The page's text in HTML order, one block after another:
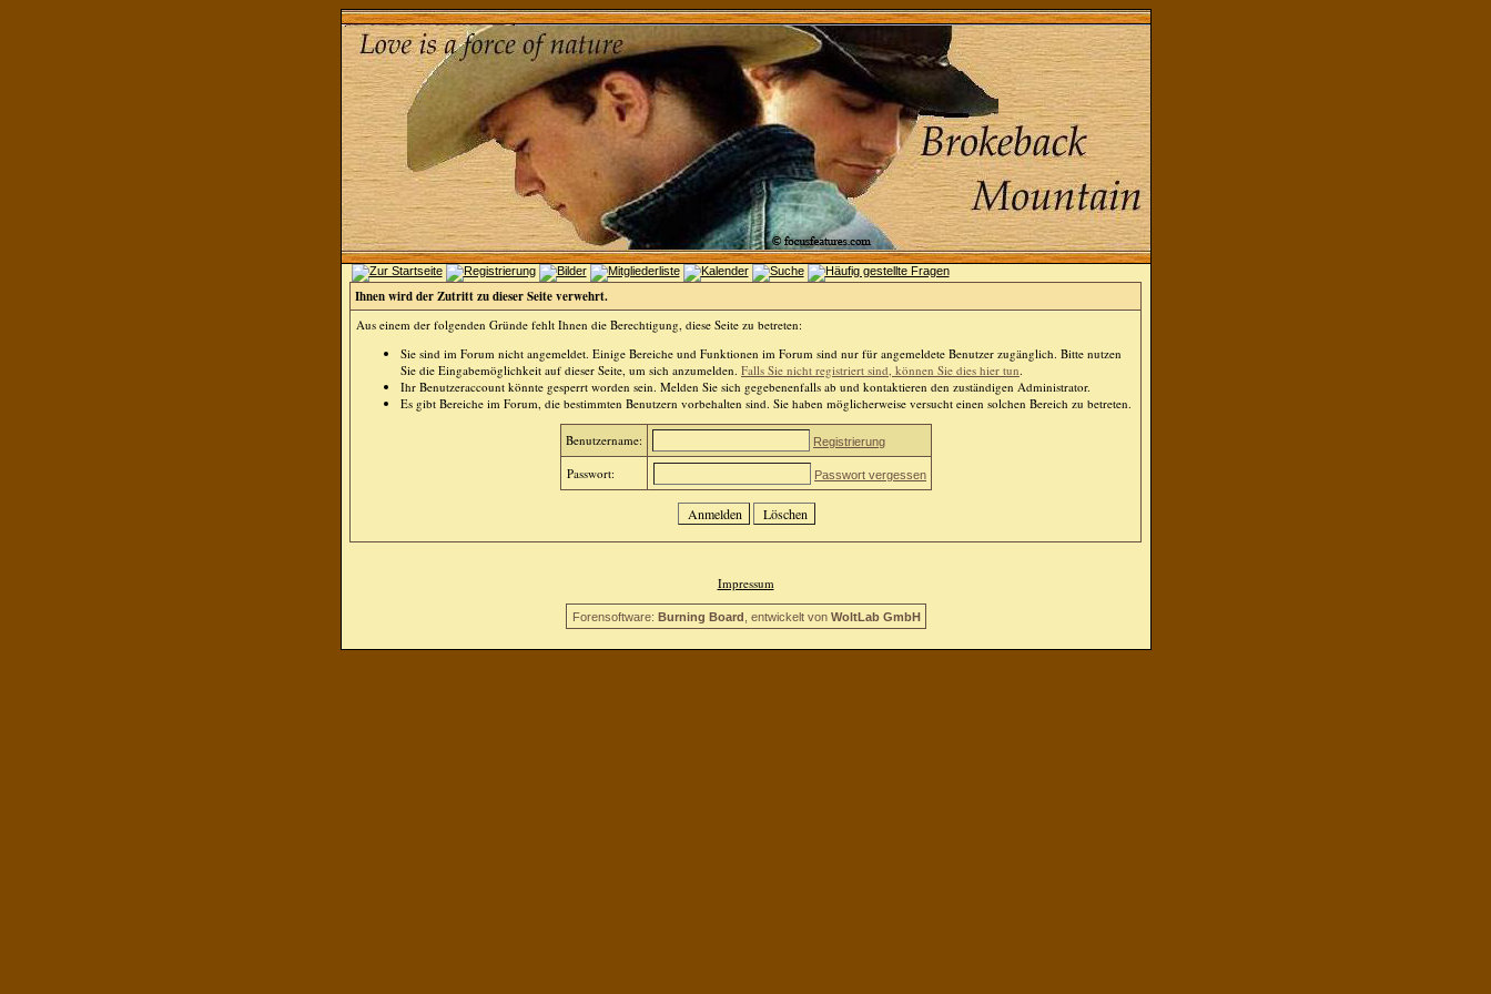
Ihnen wird der Zutritt zu dieser Seite verwehrt.
Aus einem der folgenden Gründe fehlt Ihnen die Berechtigung, diese Seite zu betreten:
Sie sind im Forum nicht angemeldet. Einige Bereiche und Funktionen im Forum sind nur für angemeldete Benutzer zugänglich. Bitte nutzen
Sie die Eingabemöglichkeit auf dieser Seite, um sich anzumelden. Falls Sie nicht registriert sind, können Sie dies hier tun.
Ihr Benutzeraccount könnte gesperrt worden sein. Melden Sie sich gegebenenfalls ab und kontaktieren den zuständigen Administrator.
Es gibt Bereiche im Forum, die bestimmten Benutzern vorbehalten sind. Sie haben möglicherweise versucht einen solchen Bereich zu betreten.
Benutzername: Registrierung
Passwort: Passwort vergessen
Impressum
Forensoftware: Burning Board , entwickelt von WoltLab GmbH